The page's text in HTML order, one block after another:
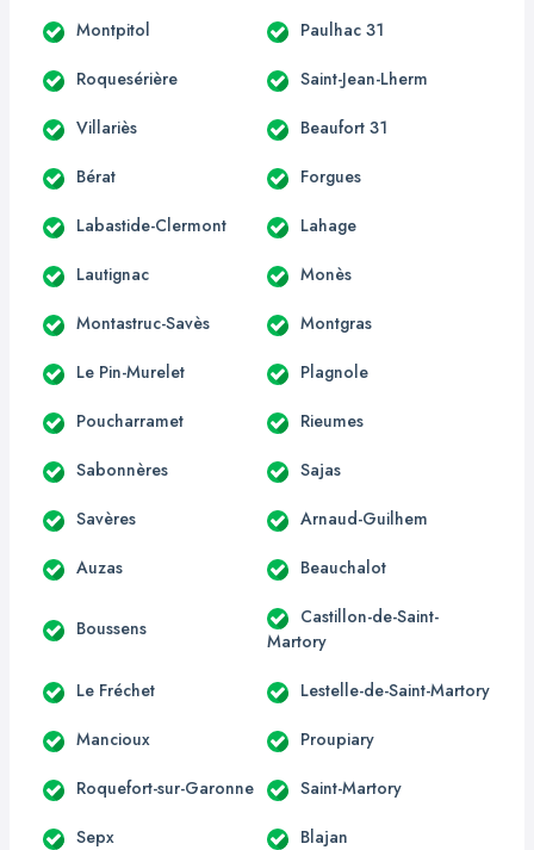
Montpitol Paulhac 31
Roquesérière Saint-Jean-Lherm
Villariès Beaufort 31
Bérat Forgues
Labastide-Clermont Lahage
Lautignac Monès
Montastruc-Savès Montgras
Le Pin-Murelet Plagnole
Poucharramet Rieumes
Sabonnères Sajas
Savères Arnaud-Guilhem
Auzas Beauchalot
Boussens
Castillon-de-Saint-
Martory
Le Fréchet Lestelle-de-Saint-Martory
Mancioux Proupiary
Roquefort-sur-Garonne Saint-Martory
Sepx Blajan